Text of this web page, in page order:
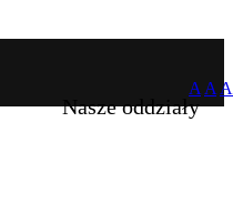
Nasze oddziały
A A A